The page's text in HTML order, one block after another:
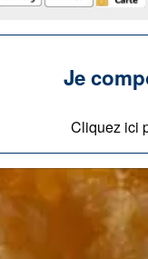
Je
Cliquez ici